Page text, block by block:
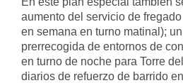
aumento del servicio de
en semana en turno matinal);
prerrecogida de entornos de
en turno de noche para Torre
diarios de refuerzo de barrido